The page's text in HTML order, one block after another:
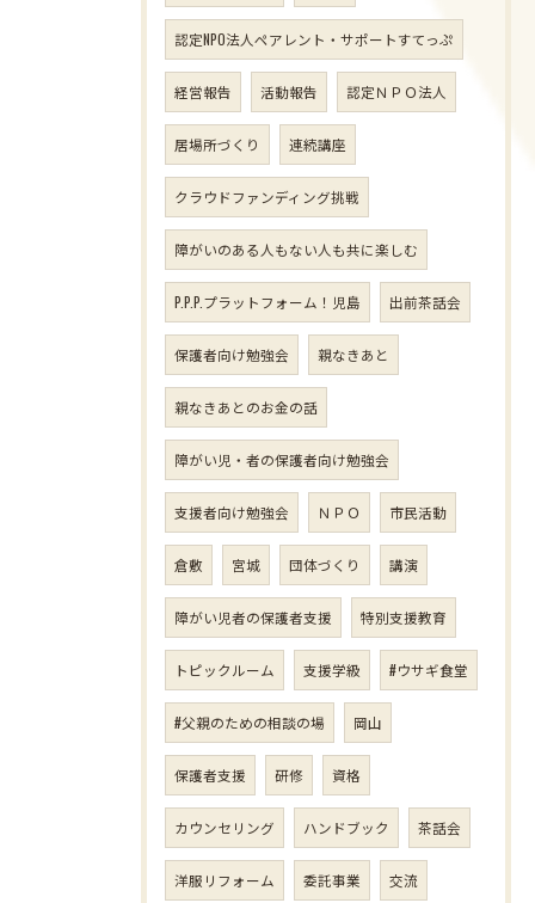
認定NPO法人ペアレント・サポートすてっぷ
経営報告 活動報告 認定ＮＰＯ法人
居場所づくり 連続講座
クラウドファンディング挑戦
障がいのある人もない人も共に楽しむ
P.P.P.プラットフォーム！児島 出前茶話会
保護者向け勉強会 親なきあと
親なきあとのお金の話
障がい児・者の保護者向け勉強会
支援者向け勉強会 ＮＰＯ 市民活動
倉敷 宮城 団体づくり 講演
障がい児者の保護者支援 特別支援教育
トピックルーム 支援学級 #ウサギ食堂
#父親のための相談の場 岡山
保護者支援 研修 資格
カウンセリング ハンドブック 茶話会
洋服リフォーム 委託事業 交流